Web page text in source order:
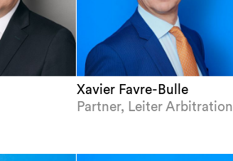
Xavier Favre-Bulle
Partner, Leiter Arbitration